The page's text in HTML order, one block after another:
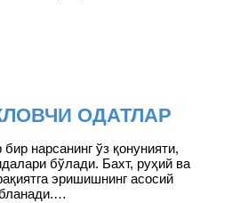
ОДАТЛАР
нарсанинг ўз қонунияти,
бўлади. Бахт, руҳий ва
эришишнинг асосий